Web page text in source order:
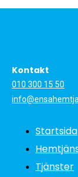
Kontakt
010 300 15 50
Startsida
Tjänster